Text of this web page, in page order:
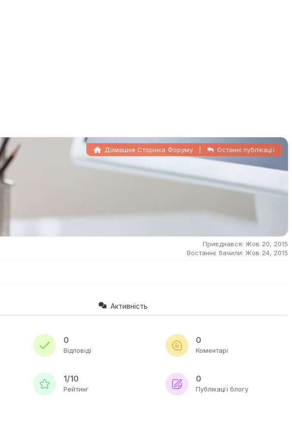
Домашня Сторінка Форуму Останні публікації
Приєднався: Жов 20, 2015
Востаннє бачили: Жов 24, 2015
Активність
0
Відповіді
0
Коментарі
1/10
Рейтинг
0
Публікації блогу